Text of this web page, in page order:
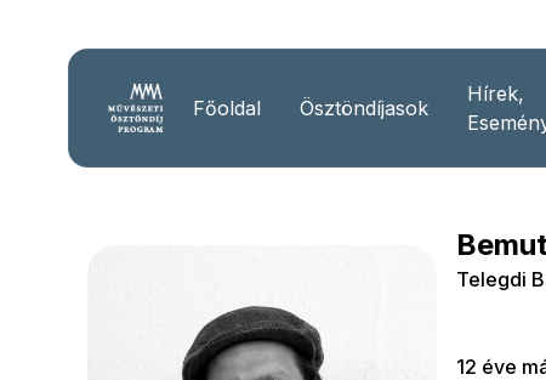
Főoldal Ösztöndíjasok
Hírek,
Telegdi
12 éve